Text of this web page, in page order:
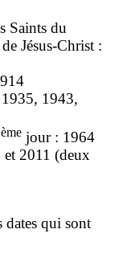
Saints du
Jésus-Christ :
1943,
ème jour : 1964
2011 (deux
dates qui sont